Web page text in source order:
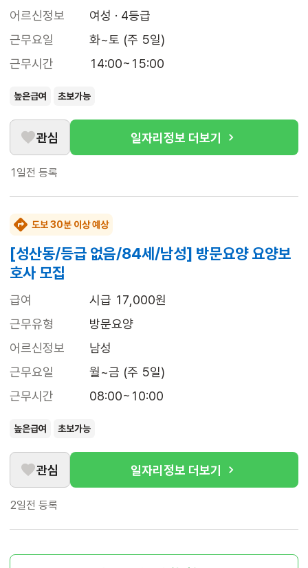
어르신정보
여성 · 4등급
근무요일
화~토 (주 5일)
근무시간
14:00~15:00
높은급여 초보가능
관심 일자리정보 더보기
1일전 등록
도보 30분 이상 예상
[성산동/등급 없음/84세/남성] 방문요양 요양보
호사 모집
급여
시급 17,000원
근무유형
방문요양
어르신정보
남성
근무요일
월~금 (주 5일)
근무시간
08:00~10:00
높은급여 초보가능
관심 일자리정보 더보기
2일전 등록